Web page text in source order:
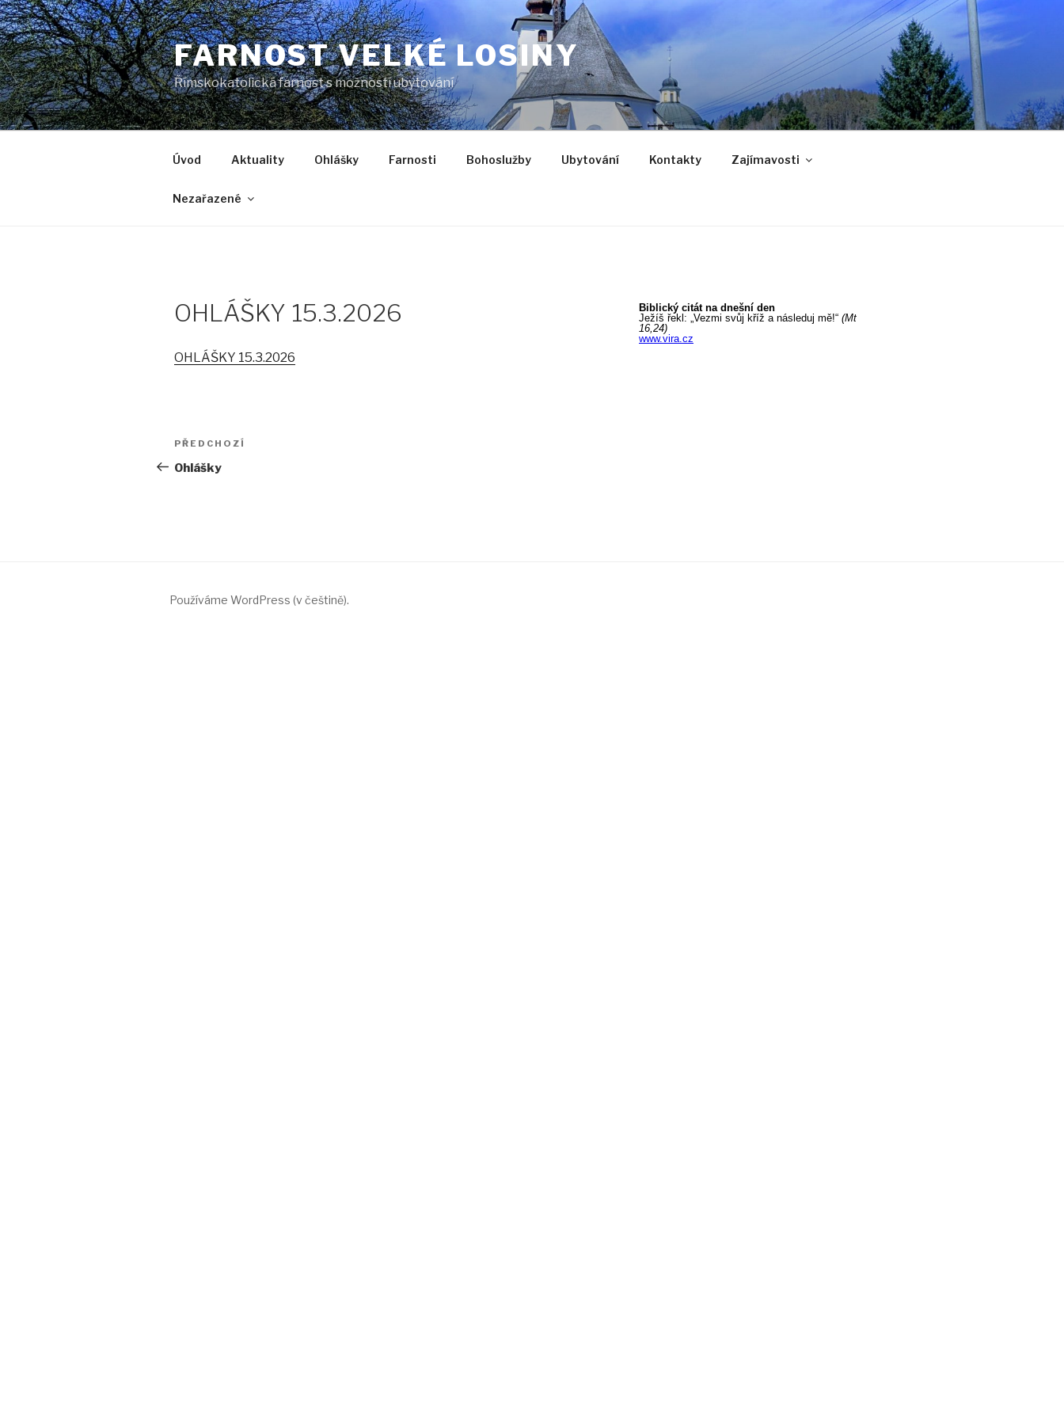
Přejít
k
obsahu
webu
FARNOST VELKÉ LOSINY
Římskokatolická farnost s možností ubytování
Úvod Aktuality Ohlášky Farnosti Bohoslužby Ubytování Kontakty Zajímavosti
Nezařazené
OHLÁŠKY 15.3.2026
OHLÁŠKY 15.3.2026
Navigace
pro
Předchozí
příspěvek
PŘEDCHOZÍ
Ohlášky
Používáme WordPress (v češtině).